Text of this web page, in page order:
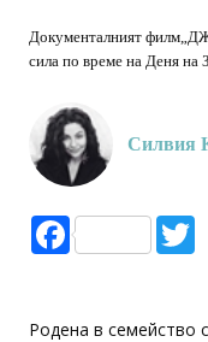
Документалният
сила по време на Деня на
Силвия
Facebook
Родена в семейство